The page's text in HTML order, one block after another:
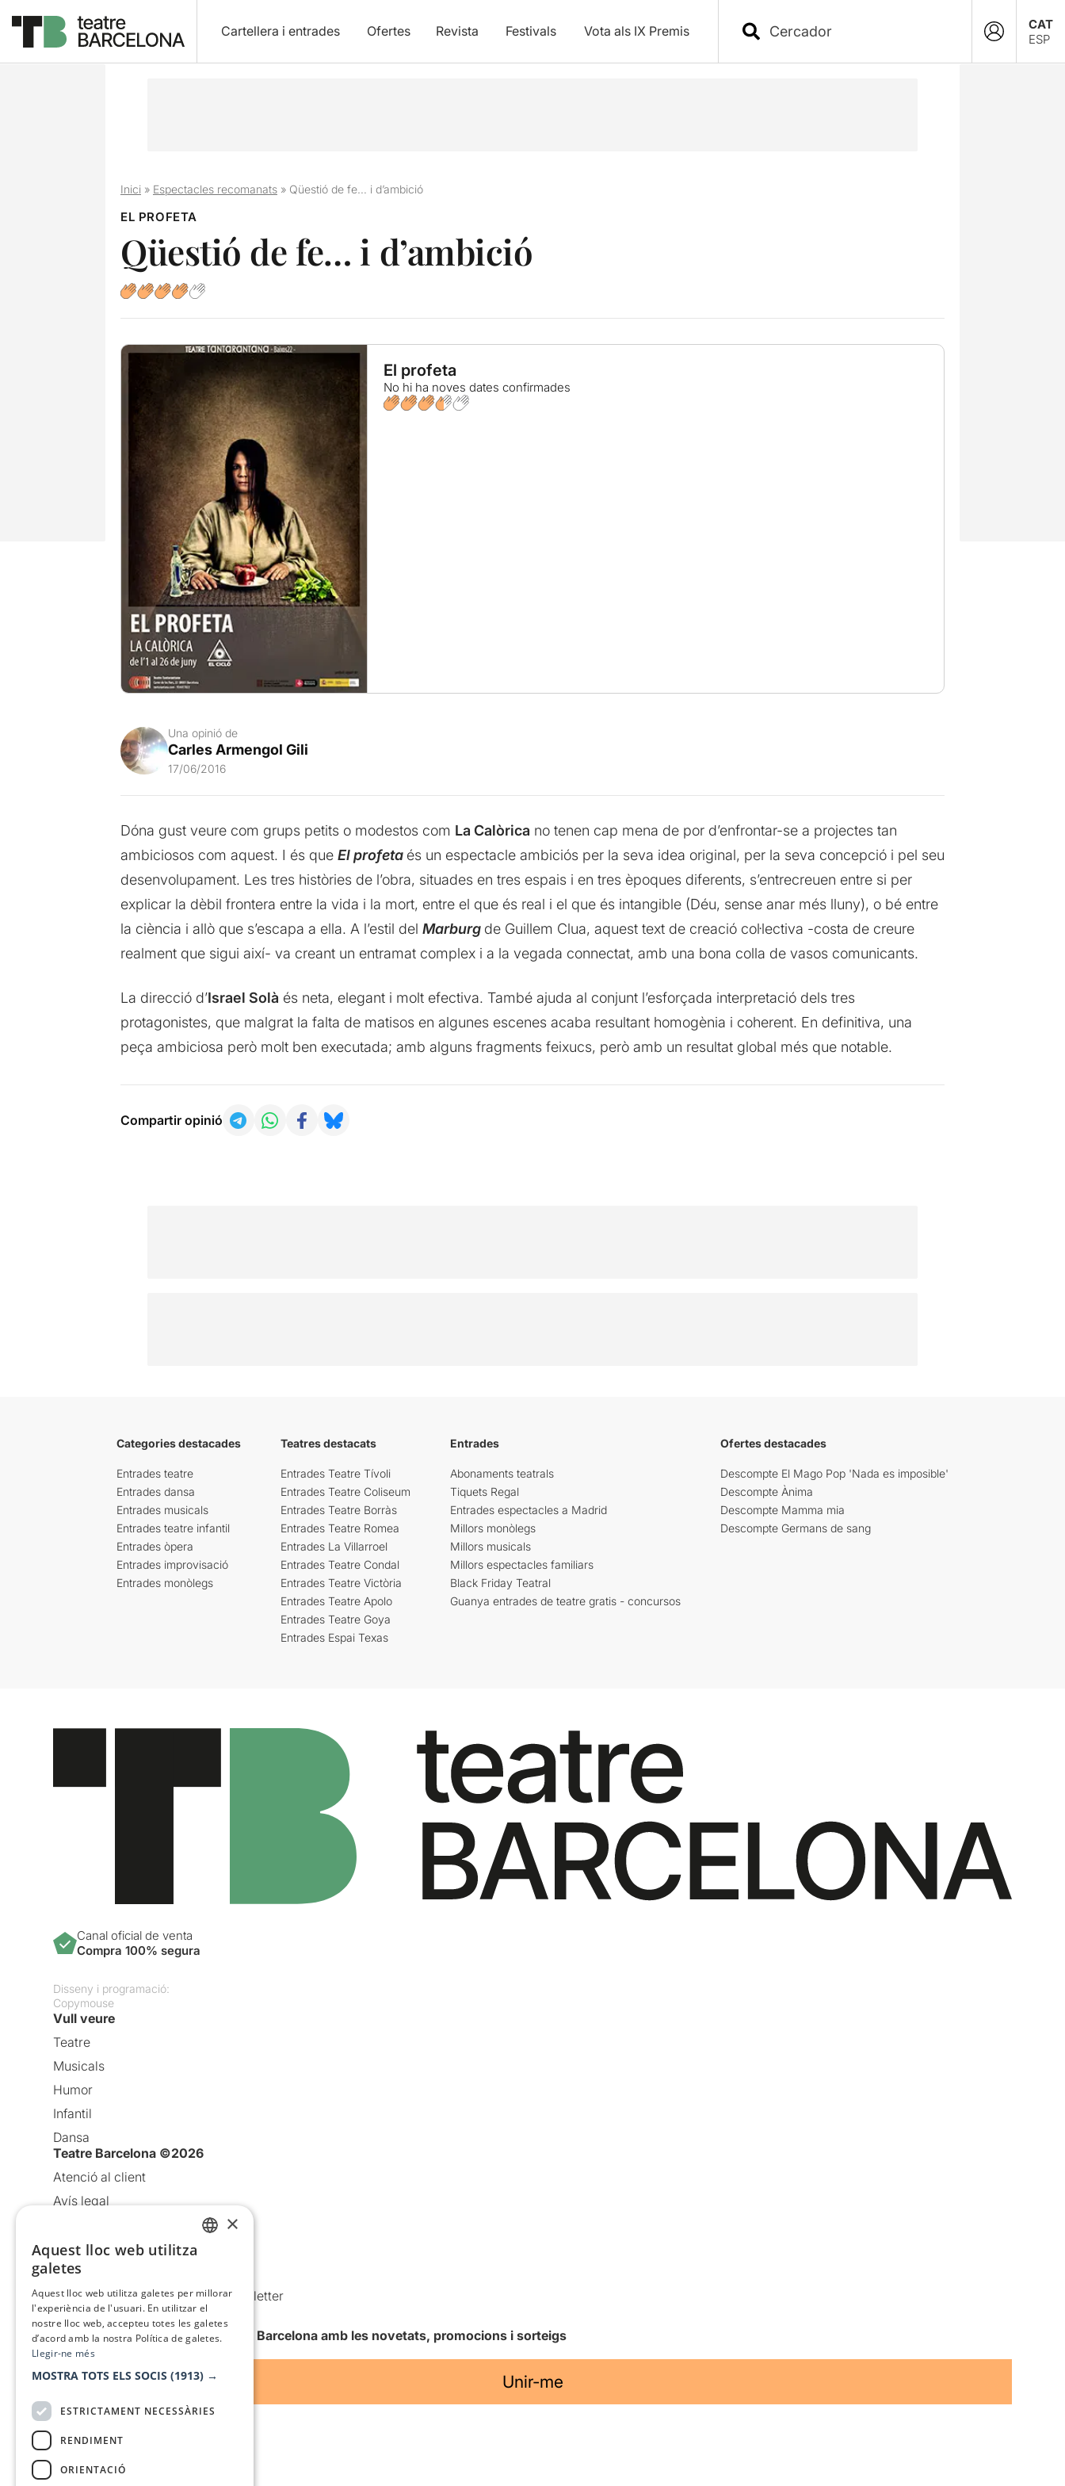
Cartellera i entrades Ofertes Revista Festivals Vota als IX Premis
CAT
ESP
Inici» Espectacles recomanats» Qüestió de fe… i d’ambició
EL PROFETA
Qüestió de fe… i d’ambició
El profeta
No hi ha noves dates confirmades
Una opinió de
Carles Armengol Gili
17/06/2016
Dóna gust veure com grups petits o modestos com La Calòrica no tenen cap mena de por d’enfrontar-se a projectes tan
ambiciosos com aquest. I és que El profeta és un espectacle ambiciós per la seva idea original, per la seva concepció i pel seu
desenvolupament. Les tres històries de l’obra, situades en tres espais i en tres èpoques diferents, s’entrecreuen entre si per
explicar la dèbil frontera entre la vida i la mort, entre el que és real i el que és intangible (Déu, sense anar més lluny), o bé entre
la ciència i allò que s’escapa a ella. A l’estil del Marburg de Guillem Clua, aquest text de creació col·lectiva -costa de creure
realment que sigui així- va creant un entramat complex i a la vegada connectat, amb una bona colla de vasos comunicants.
La direcció d’Israel Solà és neta, elegant i molt efectiva. També ajuda al conjunt l’esforçada interpretació dels tres
protagonistes, que malgrat la falta de matisos en algunes escenes acaba resultant homogènia i coherent. En definitiva, una
peça ambiciosa però molt ben executada; amb alguns fragments feixucs, però amb un resultat global més que notable.
Compartir opinió
Categories destacades
Entrades teatre
Entrades dansa
Entrades musicals
Entrades teatre infantil
Entrades òpera
Entrades improvisació
Entrades monòlegs
Teatres destacats
Entrades Teatre Tívoli
Entrades Teatre Coliseum
Entrades Teatre Borràs
Entrades Teatre Romea
Entrades La Villarroel
Entrades Teatre Condal
Entrades Teatre Victòria
Entrades Teatre Apolo
Entrades Teatre Goya
Entrades Espai Texas
Entrades
Abonaments teatrals
Tiquets Regal
Entrades espectacles a Madrid
Millors monòlegs
Millors musicals
Millors espectacles familiars
Black Friday Teatral
Guanya entrades de teatre gratis - concursos
Ofertes destacades
Descompte El Mago Pop 'Nada es imposible'
Descompte Ànima
Descompte Mamma mia
Descompte Germans de sang
Canal oficial de venta
Compra 100% segura
Disseny i programació:
Copymouse
Vull veure
Teatre
Musicals
Humor
Infantil
Dansa
Teatre Barcelona ©2026
Atenció al client
Avís legal
Política de cookies
Condicions d’ús
Comunicacions comercials i Newsletter
Anuncia’t
Vull rebre la newsletter de Teatre Barcelona amb les novetats, promocions i sorteigs
Unir-me
Amb el suport de
×
Aquest lloc web utilitza
galetes
Aquest lloc web utilitza galetes per millorar
l'experiència de l'usuari. En utilitzar el
nostre lloc web, accepteu totes les galetes
d’acord amb la nostra Política de galetes.
Llegir-ne més
MOSTRA TOTS ELS SOCIS (1913) →
ESTRICTAMENT NECESSÀRIES
RENDIMENT
ORIENTACIÓ